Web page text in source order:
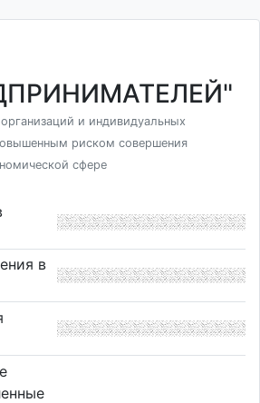
и индивидуальных
риском совершения
сфере
в